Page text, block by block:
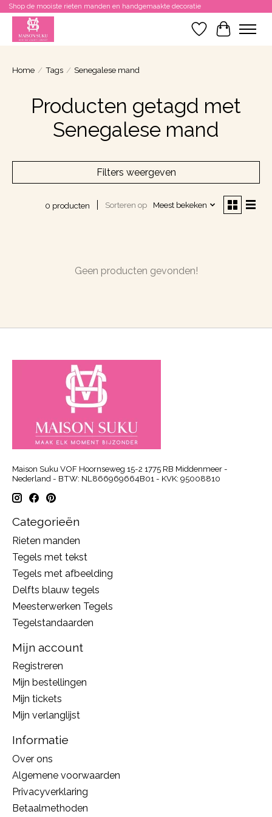
Shop de mooiste rieten manden en handgemaakte decoratie
Verlanglijst
Home / Tags / Senegalese mand
Producten getagd met
Senegalese mand
Filters weergeven
0 producten Sorteren op Meest bekeken
Geen producten gevonden!
Maison Suku VOF Hoornseweg 15-2 1775 RB Middenmeer -
Nederland - BTW: NL866969664B01 - KVK: 95008810
Categorieën
Rieten manden
Tegels met tekst
Tegels met afbeelding
Delfts blauw tegels
Meesterwerken Tegels
Tegelstandaarden
Mijn account
Registreren
Mijn bestellingen
Mijn tickets
Mijn verlanglijst
Informatie
Over ons
Algemene voorwaarden
Privacyverklaring
Betaalmethoden